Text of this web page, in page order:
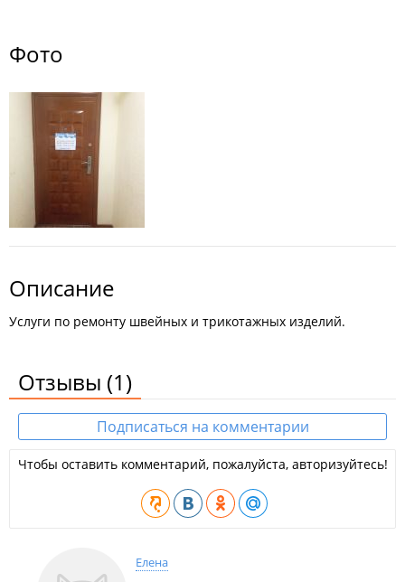
Фото
Описание
Услуги по ремонту швейных и трикотажных изделий.
Отзывы (1)
Подписаться на комментарии
Чтобы оставить комментарий, пожалуйста, авторизуйтесь!
Елена